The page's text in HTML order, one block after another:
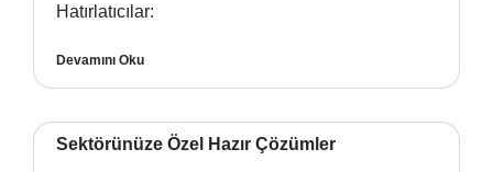
Hatırlatıcılar:
Devamını Oku
Sektörünüze Özel Hazır Çözümler